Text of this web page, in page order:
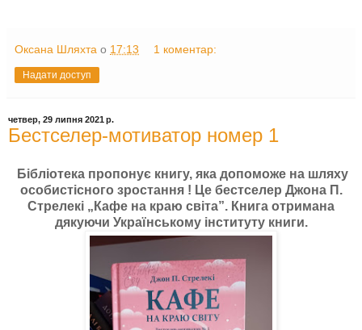
Оксана Шляхта о 17:13 1 коментар:
Надати доступ
четвер, 29 липня 2021 р.
Бестселер-мотиватор номер 1
Бібліотека пропонує книгу, яка допоможе на шляху
особистісного зростання ! Це бестселер Джона П.
Стрелекі „Кафе на краю світа”. Книга отримана
дякуючи Українському інституту книги.